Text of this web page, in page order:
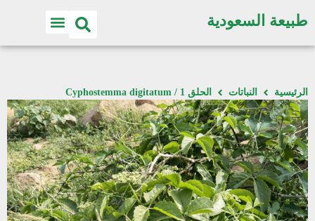
طبيعة السعودية
الرئيسية النباتات الحلق 1 / Cyphostemma digitatum